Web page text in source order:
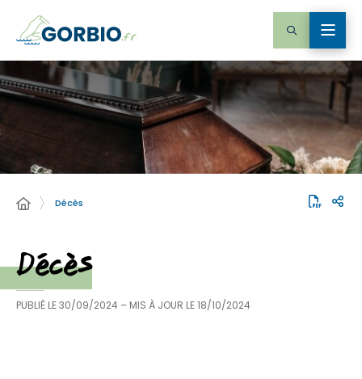
Décès
Décès
PUBLIÉ LE30/09/2024 – MIS À JOUR LE18/10/2024